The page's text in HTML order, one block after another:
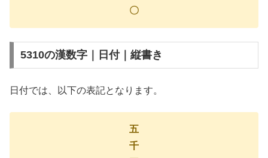
〇
5310の漢数字｜日付｜縦書き
日付では、以下の表記となります。
五
千